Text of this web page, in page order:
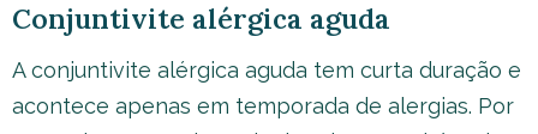
Conjuntivite alérgica aguda
A conjuntivite alérgica aguda tem curta duração e
acontece apenas em temporada de alergias. Por